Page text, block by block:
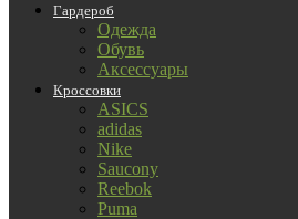
Гардероб
Одежда
Обувь
Аксессуары
Кроссовки
ASICS
adidas
Nike
Saucony
Reebok
Puma